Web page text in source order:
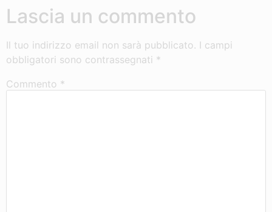
Lascia un commento
Il tuo indirizzo email non sarà pubblicato. I campi
obbligatori sono contrassegnati *
Commento *